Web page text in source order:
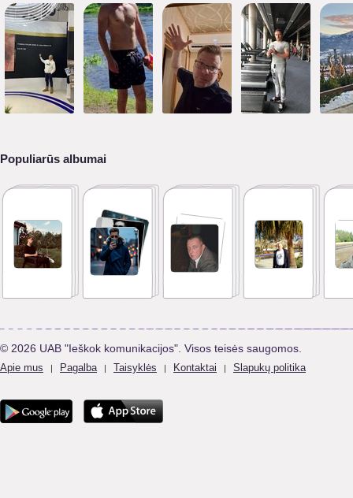
Populiarūs albumai
© 2026 UAB "Ieškok komunikacijos". Visos teisės saugomos.
Apie mus | Pagalba | Taisyklės | Kontaktai | Slapukų politika